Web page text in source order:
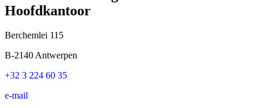
Hoofdkantoor
Berchemlei 115
B-2140 Antwerpen
+32 3 224 60 35
e-mail